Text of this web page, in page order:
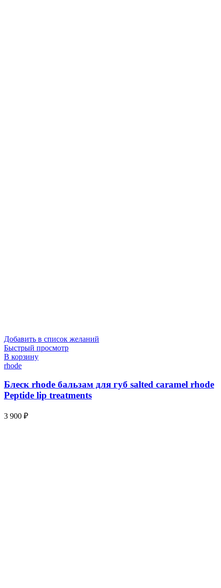
Добавить в список желаний
Быстрый просмотр
В корзину
rhode
Блеск rhode бальзам для губ salted caramel rhode
Peptide lip treatments
3 900 ₽